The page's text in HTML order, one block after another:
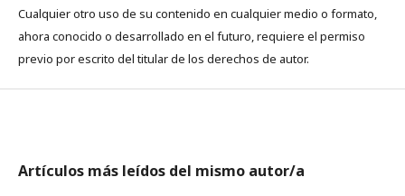
Cualquier otro uso de su contenido en cualquier medio o formato,
ahora conocido o desarrollado en el futuro, requiere el permiso
previo por escrito del titular de los derechos de autor.
Artículos más leídos del mismo autor/a